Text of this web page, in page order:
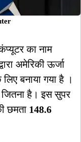
का नाम
अमेरिकी ऊर्जा
बनाया गया है ।
जितना है। इस सुपर
छमता 148.6